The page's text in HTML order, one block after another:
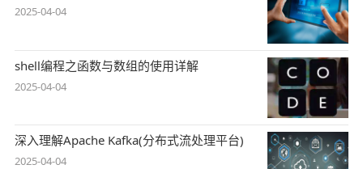
2025-04-04
shell编程之函数与数组的使用详解
2025-04-04
深入理解Apache Kafka(分布式流处理平台)
2025-04-04